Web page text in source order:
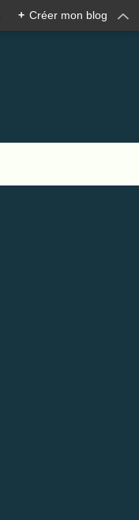
+ Créer mon blog